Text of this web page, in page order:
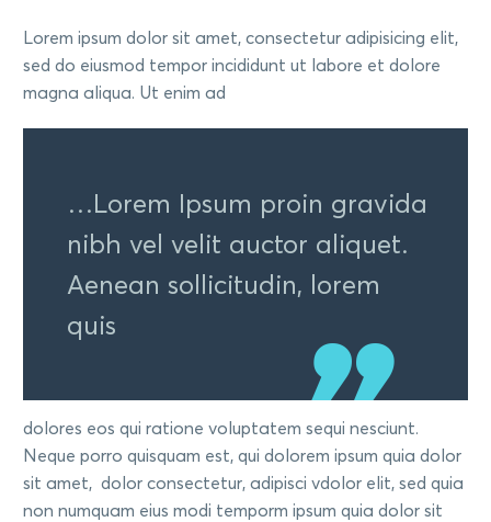
Lorem ipsum dolor sit amet, consectetur adipisicing elit,
sed do eiusmod tempor incididunt ut labore et dolore
magna aliqua. Ut enim ad
…Lorem Ipsum proin gravida
nibh vel velit auctor aliquet.
Aenean sollicitudin, lorem
quis
dolores eos qui ratione voluptatem sequi nesciunt.
Neque porro quisquam est, qui dolorem ipsum quia dolor
sit amet, dolor consectetur, adipisci vdolor elit, sed quia
non numquam eius modi temporm ipsum quia dolor sit